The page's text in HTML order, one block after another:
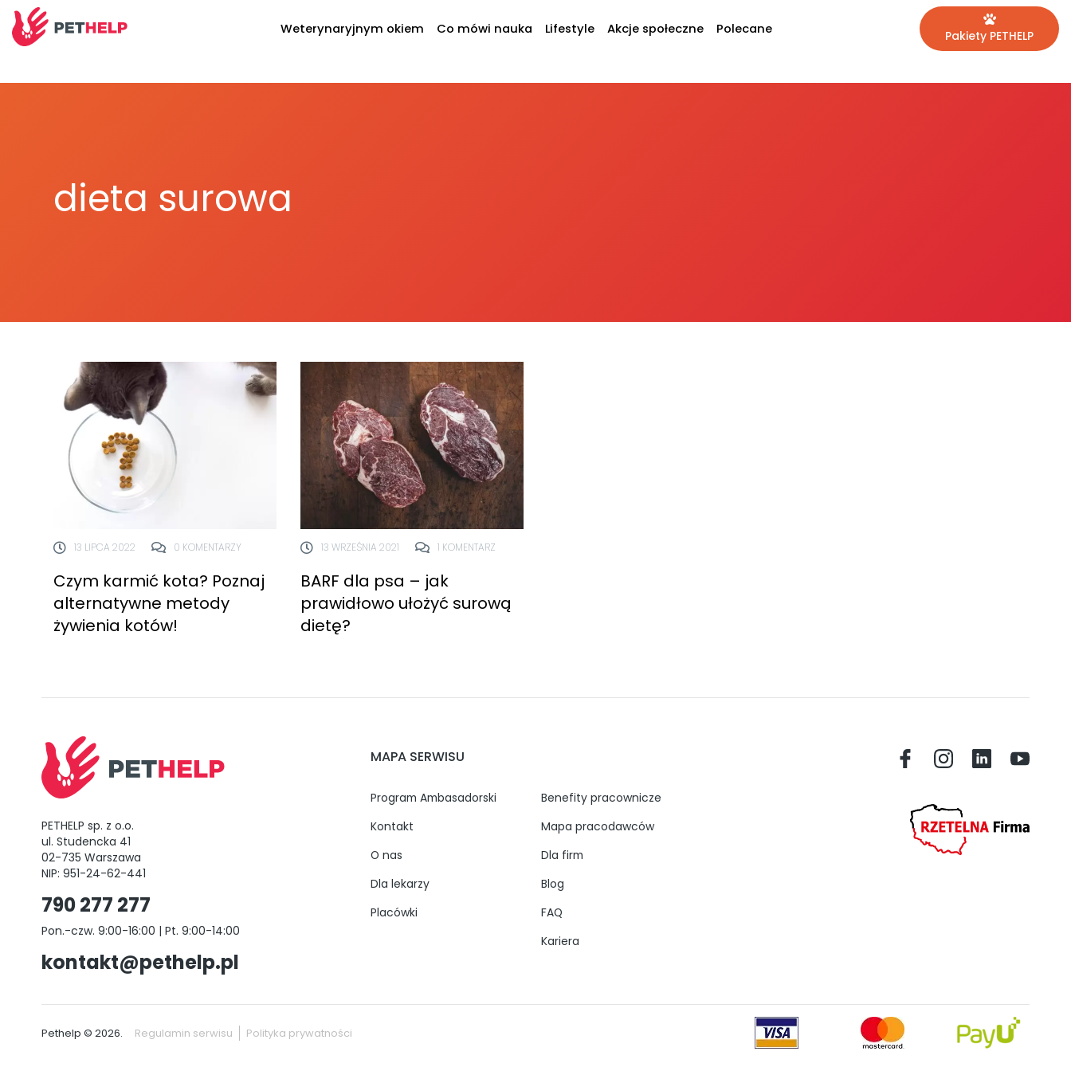
Weterynaryjnym okiem Co mówi nauka Lifestyle Akcje społeczne Polecane Pakiety PETHELP
dieta surowa
13 LIPCA 2022 0 KOMENTARZY
Czym karmić kota? Poznaj
alternatywne metody
żywienia kotów!
13 WRZEŚNIA 2021 1 KOMENTARZ
BARF dla psa – jak
prawidłowo ułożyć surową
dietę?
PETHELP sp. z o.o.
ul. Studencka 41
02-735 Warszawa
NIP: 951-24-62-441
790 277 277
Pon.-czw. 9:00-16:00 | Pt. 9:00-14:00
kontakt@pethelp.pl
MAPA SERWISU
Program Ambasadorski
Kontakt
O nas
Dla lekarzy
Placówki
Benefity pracownicze
Mapa pracodawców
Dla firm
Blog
FAQ
Kariera
Pethelp © 2026. Regulamin serwisu Polityka prywatności